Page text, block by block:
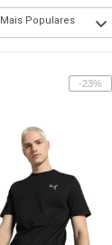
Mais Populares
-23%